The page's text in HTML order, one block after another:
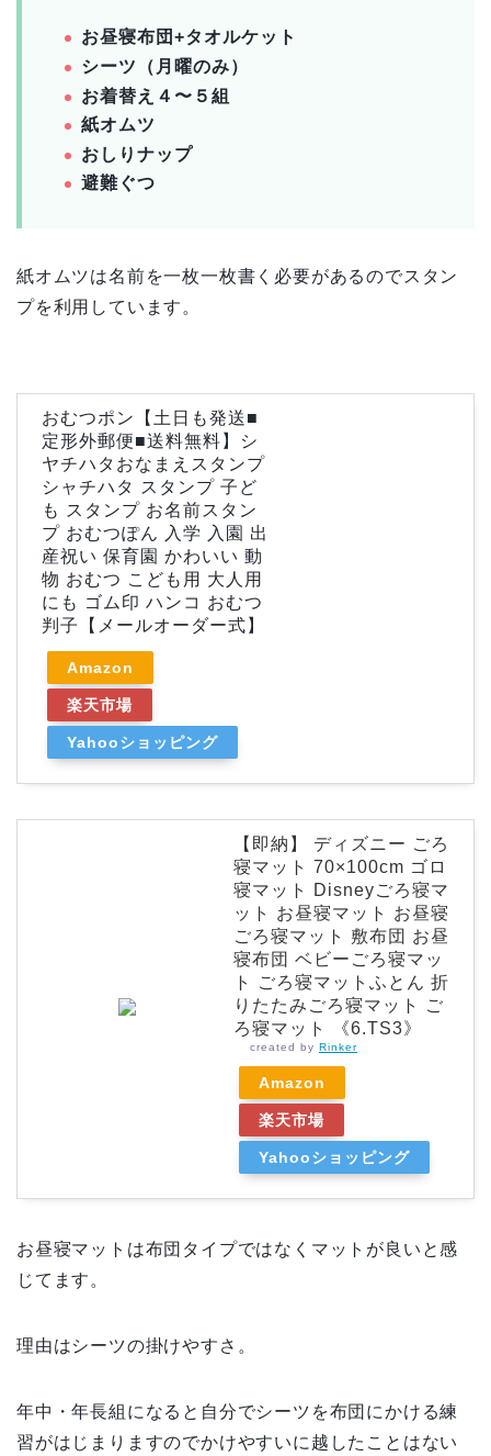
お昼寝布団+タオルケット
シーツ（月曜のみ）
お着替え４〜５組
紙オムツ
おしりナップ
避難ぐつ
紙オムツは名前を一枚一枚書く必要があるのでスタン
プを利用しています。
おむつポン【土日も発送■
定形外郵便■送料無料】シ
ヤチハタおなまえスタンプ
シャチハタ スタンプ 子ど
も スタンプ お名前スタン
プ おむつぽん 入学 入園 出
産祝い 保育園 かわいい 動
物 おむつ こども用 大人用
にも ゴム印 ハンコ おむつ
判子【メールオーダー式】
Amazon
楽天市場
Yahooショッピング
【即納】 ディズニー ごろ
寝マット 70×100cm ゴロ
寝マット Disneyごろ寝マ
ット お昼寝マット お昼寝
ごろ寝マット 敷布団 お昼
寝布団 ベビーごろ寝マッ
ト ごろ寝マットふとん 折
りたたみごろ寝マット ご
ろ寝マット 《6.TS3》
created by Rinker
Amazon
楽天市場
Yahooショッピング
お昼寝マットは布団タイプではなくマットが良いと感
じてます。
理由はシーツの掛けやすさ。
年中・年長組になると自分でシーツを布団にかける練
習がはじまりますのでかけやすいに越したことはない